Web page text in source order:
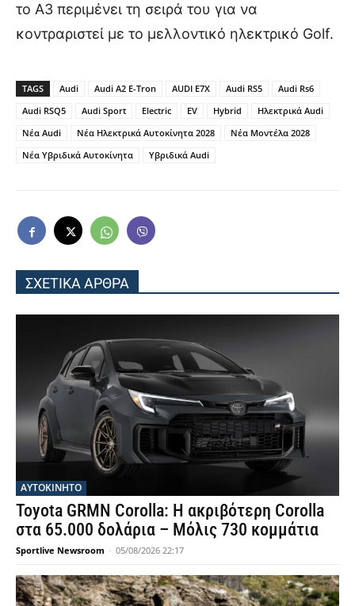
το A3 περιμένει τη σειρά του για να
κοντραριστεί με το μελλοντικό ηλεκτρικό Golf.
TAGS Audi Audi A2 E-Tron AUDI E7X Audi RS5
Audi Rs6
Audi RSQ5
Audi Sport Electric EV Hybrid
Ηλεκτρικά Audi
Νέα Audi
Νέα Ηλεκτρικά Αυτοκίνητα 2028
Νέα Μοντέλα 2028
Νέα Υβριδικά Αυτοκίνητα
Υβριδικά Audi
ΣΧΕΤΙΚΑ ΑΡΘΡΑ
ΑΥΤΟΚΙΝΗΤΟ
Toyota GRMN Corolla: Η ακριβότερη Corolla
στα 65.000 δολάρια – Μόλις 730 κομμάτια
Sportlive Newsroom - 05/08/2026 22:17